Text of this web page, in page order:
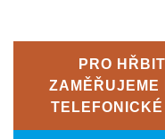
PRO
ZAMĚŘUJEME